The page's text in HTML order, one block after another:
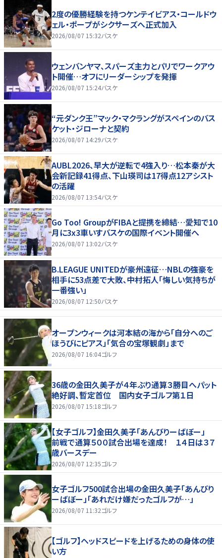
2度の優勝経験を持つケンテイビアス・コールドウ
ェル・ポープがシクサーズへ正式加入
2026/08/07 15:32バスケ
ウェンバンヤマ、スパーズ主力とパリでワークアウ
ト開催…オフにリーダーシップを発揮
2026/08/07 15:24バスケ
“元ダンク王”マック・マクラングがスペインのバス
ケット・ジローナと契約
2026/08/07 14:29バスケ
AUBL2026、早大が逆転で4強入り…松本秦が大
会新記録41得点、下山瑛司は17得点12アシスト
の活躍
2026/08/07 13:54バスケ
Go Too! GroupがFIBAと提携を締結…愛知で10
月に3x3車いすバスケの国際イベント開催へ
2026/08/07 13:02バスケ
B.LEAGUE UNITEDが豪州遠征…NBLの強豪を
相手に53点差で大敗、中村拓人「悔しい気持ちが
一番強い」
2026/08/07 12:50バスケ
オープンウィークは河本結の海から「自分へのご
ほうびにピアス」「気合の宝塚観劇」まで
2026/08/07 16:04ゴルフ
36歳の金田久美子が４年ぶり通算３勝目へパット
絶好調、暫定首位 国内女子ゴルフ第１日
2026/08/07 15:18ゴルフ
【女子ゴルフ】金田久美子「あんびりーばぼー」
前戦で通算５００試合出場を達成！ １４日は３７
歳バースデー
2026/08/07 12:35ゴルフ
女子ゴルフ500試合出場の金田久美子「あんびり
ーばぼー」「あれだけ嫌だったゴルフが…」
2026/08/07 11:32ゴルフ
【ゴルフ】ヘッドスピードを上げるための身体の使
い方